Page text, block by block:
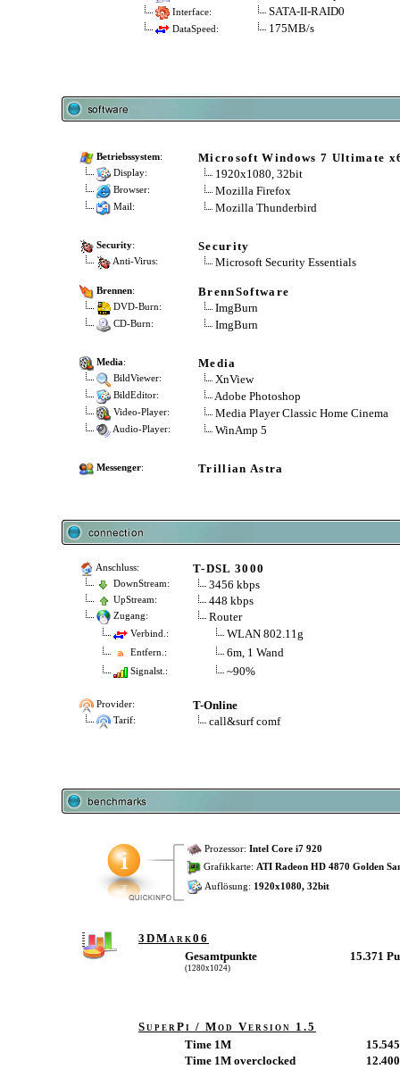
Interface: SATA-II-RAID0
DataSpeed: 175MB/s
Betriebssystem: Microsoft Windows 7 Ultimate
Display: 1920x1080, 32bit
Browser: Mozilla Firefox
Mail: Mozilla Thunderbird
Security: Security
Anti-Virus: Microsoft Security Essentials
Brennen: BrennSoftware
DVD-Burn: ImgBurn
CD-Burn: ImgBurn
Media: Media
BildViewer: XnView
BildEditor: Adobe Photoshop
Video-Player: Media Player Classic Home Cinema
Audio-Player: WinAmp 5
Messenger: Trillian Astra
Anschluss: T-DSL 3000
DownStream: 3456 kbps
UpStream: 448 kbps
Zugang: Router
Verbind.: WLAN 802.11g
Entfern.: 6m, 1 Wand
Signalst.: ~90%
Provider: T-Online
Tarif: call&surf comf
Prozessor: Intel Core i7 920
Grafikkarte: ATI Radeon HD 4870 Golden
Auflösung: 1920x1080, 32bit
3DMark06
Gesamtpunkte
(1280x1024)
15.371
SuperPi / Mod Version 1.5
Time 1M
Time 1M overclocked